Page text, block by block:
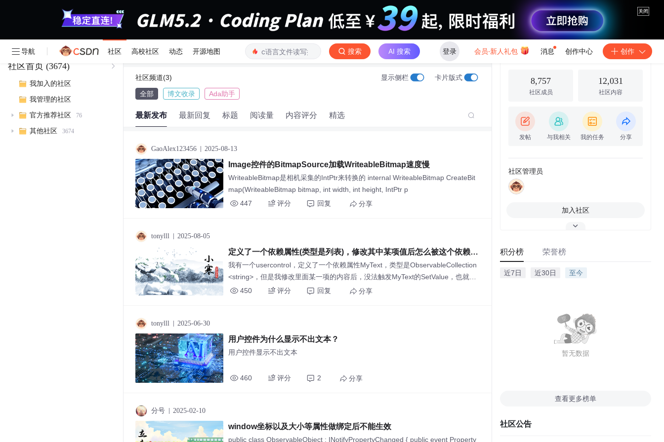
关闭
导航 社区 高校社区 动态 开源地图 搜索 AI 搜索 登录 会员·新人礼包 消息 创作中心 创作
社区首页 (3674)
我加入的社区
我管理的社区
官方推荐社区 76
其他社区 3674
社区频道(3) 显示侧栏 卡片版式
全部 博文收录 Ada助手
最新发布 最新回复 标题 阅读量 内容评分 精选
GaoAlex123456 2025-08-13
Image控件的BitmapSource加载WriteableBitmap速度慢
WriteableBitmap是相机采集的IntPtr来转换的 internal WriteableBitmap CreateBit
map(WriteableBitmap bitmap, int width, int height, IntPtr p
447
评分 回复 分享
tonylll 2025-08-05
定义了一个依赖属性(类型是列表)，修改其中某项值后怎么被这个依赖属
性感知到？
我有一个usercontrol，定义了一个依赖属性MyText，类型是ObservableCollection
<string>，但是我修改里面某一项的内容后，没法触发MyText的SetValue，也就是
MyText无法感知到列表里的某项已经改变了。
450 评分 回复 分享
tonylll 2025-06-30
用户控件为什么显示不出文本？
用户控件显示不出文本
460 评分 2 分享
分号 2025-02-10
window坐标以及大小等属性做绑定后不能生效
public class ObservableObject : INotifyPropertyChanged { public event Property
WPF/Silverlight
8,757
社区成员
12,031
社区内容
发帖 与我相关 我的任务 分享
社区管理员
加入社区
积分榜 荣誉榜
近7日 近30日 至今
暂无数据
查看更多榜单
社区公告